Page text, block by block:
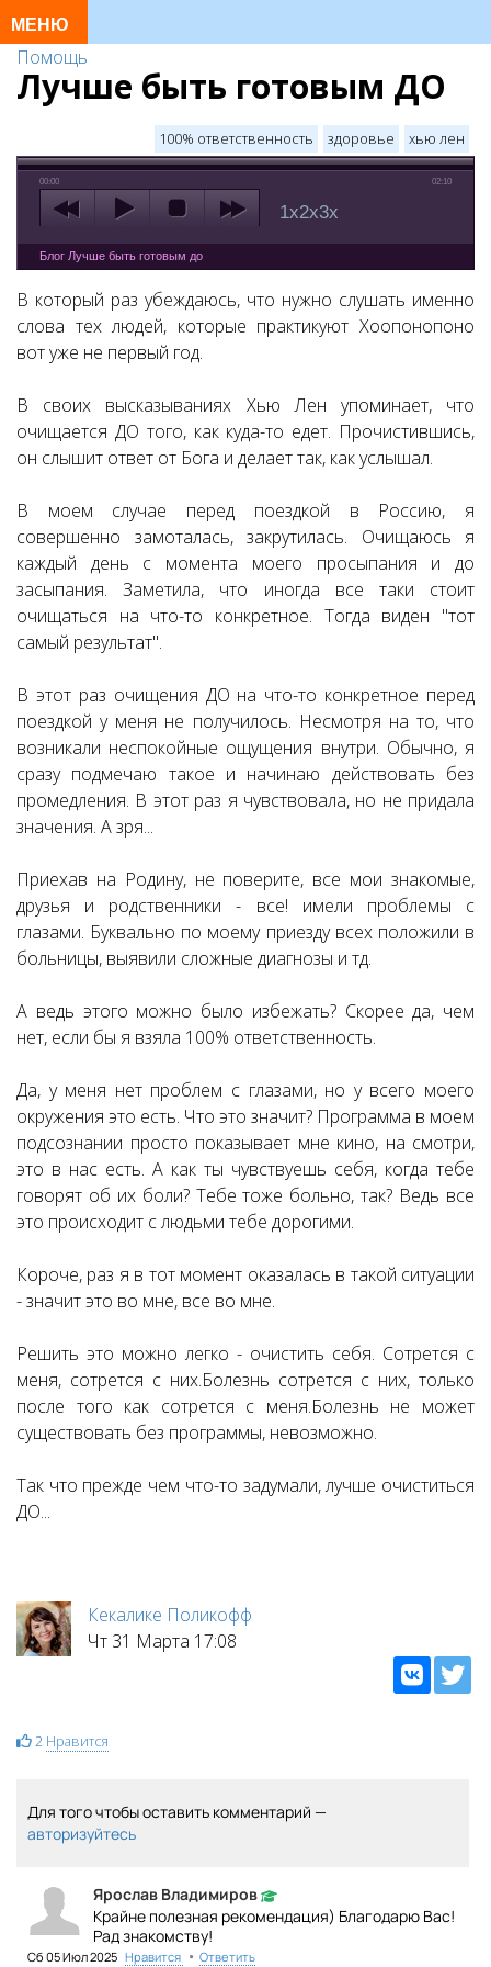
Помощь
Лучше быть готовым ДО
100% ответственность здоровье хью лен
00:00 02:10
1x2x3x
Блог Лучше быть готовым до
В который раз убеждаюсь, что нужно слушать именно
слова тех людей, которые практикуют Хоопонопоно
вот уже не первый год.
В своих высказываниях Хью Лен упоминает, что
очищается ДО того, как куда-то едет. Прочистившись,
он слышит ответ от Бога и делает так, как услышал.
В моем случае перед поездкой в Россию, я
совершенно замоталась, закрутилась. Очищаюсь я
каждый день с момента моего просыпания и до
засыпания. Заметила, что иногда все таки стоит
очищаться на что-то конкретное. Тогда виден "тот
самый результат".
В этот раз очищения ДО на что-то конкретное перед
поездкой у меня не получилось. Несмотря на то, что
возникали неспокойные ощущения внутри. Обычно, я
сразу подмечаю такое и начинаю действовать без
промедления. В этот раз я чувствовала, но не придала
значения. А зря...
Приехав на Родину, не поверите, все мои знакомые,
друзья и родственники - все! имели проблемы с
глазами. Буквально по моему приезду всех положили в
больницы, выявили сложные диагнозы и тд.
А ведь этого можно было избежать? Скорее да, чем
нет, если бы я взяла 100% ответственность.
Да, у меня нет проблем с глазами, но у всего моего
окружения это есть. Что это значит? Программа в моем
подсознании просто показывает мне кино, на смотри,
это в нас есть. А как ты чувствуешь себя, когда тебе
говорят об их боли? Тебе тоже больно, так? Ведь все
это происходит с людьми тебе дорогими.
Короче, раз я в тот момент оказалась в такой ситуации
- значит это во мне, все во мне.
Решить это можно легко - очистить себя. Сотрется с
меня, сотрется с них.Болезнь сотрется с них, только
после того как сотрется с меня.Болезнь не может
существовать без программы, невозможно.
Так что прежде чем что-то задумали, лучше очиститься
ДО...
Кекалике Поликофф
Чт 31 Марта 17:08
2 Нравится
Для того чтобы оставить комментарий —
авторизуйтесь
Ярослав Владимиров
Крайне полезная рекомендация) Благодарю Вас!
Рад знакомству!
Сб 05 Июл 2025 Нравится • Ответить